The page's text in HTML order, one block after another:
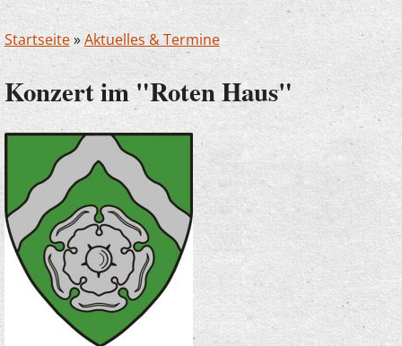
Startseite»Aktuelles & Termine
Konzert im "Roten Haus"